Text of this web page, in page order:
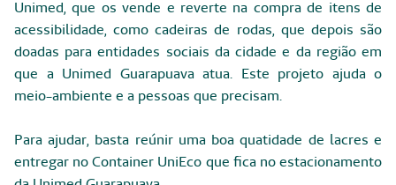
Unimed, que os vende e reverte na compra de itens de
acessibilidade, como cadeiras de rodas, que depois são
doadas para entidades sociais da cidade e da região em
que a Unimed Guarapuava atua. Este projeto ajuda o
meio-ambiente e a pessoas que precisam.
Para ajudar, basta reúnir uma boa quatidade de lacres e
entregar no Container UniEco que fica no estacionamento